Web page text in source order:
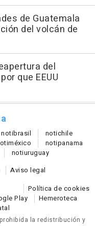
de Guatemala
del volcán de
del
que EEUU
notibrasil notichile
méxico notipanama
notiuruguay
Aviso legal
Política de cookies
Play
Hemeroteca
la redistribución y